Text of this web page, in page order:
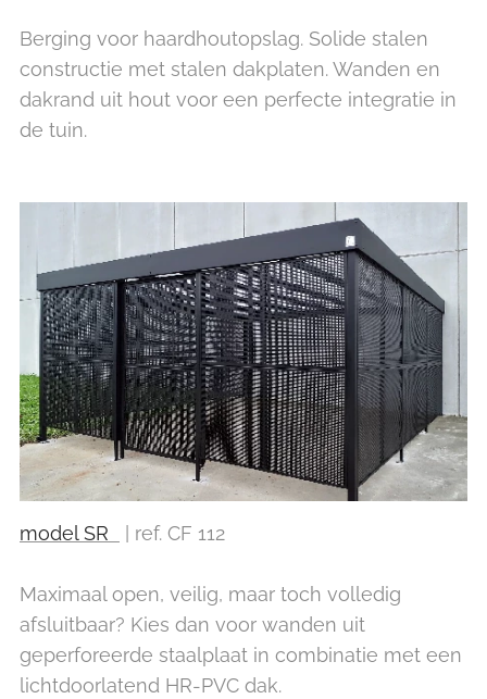
Berging voor haardhoutopslag. Solide stalen
constructie met stalen dakplaten. Wanden en
dakrand uit hout voor een perfecte integratie in
de tuin.
model SR | ref. CF 112
Maximaal open, veilig, maar toch volledig
afsluitbaar? Kies dan voor wanden uit
geperforeerde staalplaat in combinatie met een
lichtdoorlatend HR-PVC dak.